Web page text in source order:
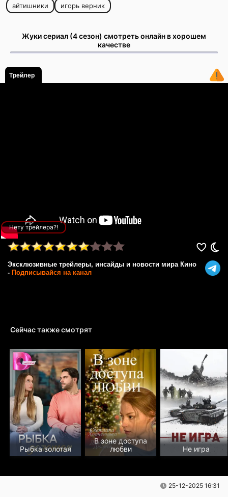
айтишники
игорь верник
Жуки сериал (4 сезон) смотреть онлайн в хорошем
качестве
Трейлер
Нету трейлера?!
Эксклюзивные трейлеры, инсайды и новости мира Кино
- Подписывайся на канал
Сейчас также смотрят
Рыбка золотая
В зоне доступа
любви
Не игра
25-12-2025 16:31